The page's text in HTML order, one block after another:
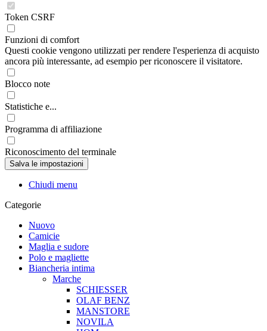
Token CSRF
Funzioni di comfort
Questi cookie vengono utilizzati per rendere l'esperienza di acquisto
ancora più interessante, ad esempio per riconoscere il visitatore.
Blocco note
Statistiche e...
Programma di affiliazione
Riconoscimento del terminale
Chiudi menu
Categorie
Nuovo
Camicie
Maglia e sudore
Polo e magliette
Biancheria intima
Marche
SCHIESSER
OLAF BENZ
MANSTORE
NOVILA